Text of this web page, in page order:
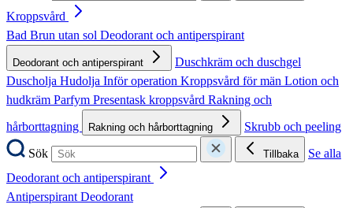
Kroppsvård
Bad Brun utan sol Deodorant och antiperspirant
Deodorant och antiperspirant
Duschkräm och duschgel
Duscholja Hudolja Inför operation Kroppsvård för män Lotion och
hudkräm Parfym Presentask kroppsvård Rakning och
hårborttagning
Rakning och hårborttagning
Skrubb och peeling
Sök
Tillbaka
Se alla
Deodorant och antiperspirant
AntiperspirantDeodorant